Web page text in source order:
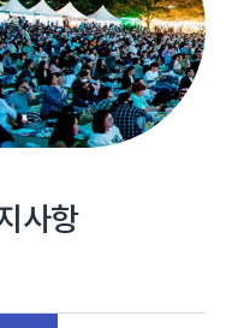
사항